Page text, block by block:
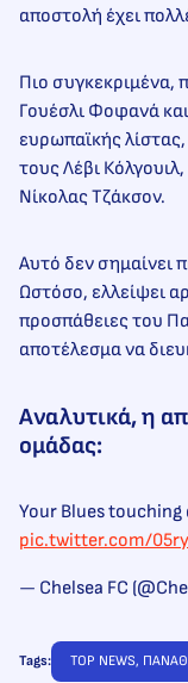
αποστολή έχει
Πιο συγκεκριμένα,
Γουέσλι Φοφανά
ευρωπαϊκής
τους Λέβι
Νίκολας Τζάκσον.
Αυτό δεν σημαίνει
Ωστόσο, ελλείψει
προσπάθειες του
αποτέλεσμα να
Αναλυτικά, η
ομάδας:
Your Blues
pic.twitter.com/
— Chelsea FC
Tags: TOP NEWS,